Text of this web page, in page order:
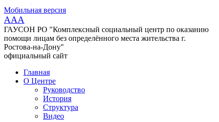
Мобильная версия
AAA
ГАУСОН РО "Комплексный социальный центр по оказанию
помощи лицам без определённого места жительства г.
Ростова-на-Дону"
официальный сайт
Главная
О Центре
Руководство
История
Структура
Видео